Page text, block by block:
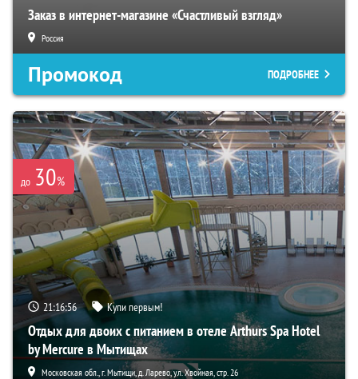
Заказ в интернет-магазине «Счастливый взгляд»
Россия
Промокод ПОДРОБНЕЕ
до 30%
21:16:55 Купи первым!
Отдых для двоих с питанием в отеле Arthurs Spa Hotel
by Mercure в Мытищах
Московская обл., г. Мытищи, д. Ларево, ул. Хвойная, стр. 26